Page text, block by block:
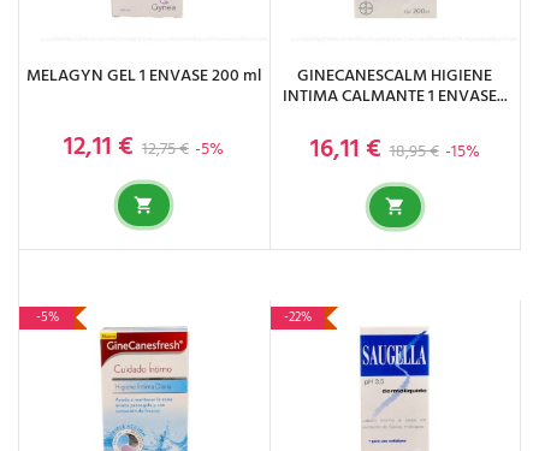
MELAGYN GEL 1 ENVASE 200 ml
Precio base
12,75 € -5%
Precio
12,11 €
GINECANESCALM HIGIENE
INTIMA CALMANTE 1 ENVASE...
Precio base
18,95 € -15%
Precio
16,11 €
-5% -22%